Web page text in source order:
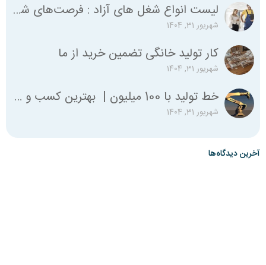
لیست انواع شغل‌ های آزاد : فرصت‌های شغلی متنوع برای همه
شهریور 31, 1404
کار تولید خانگی تضمین خرید از ما
شهریور 31, 1404
خط تولید با 100 میلیون | بهترین کسب و کار با صد میلیون
شهریور 31, 1404
آخرین دیدگاه‌ها